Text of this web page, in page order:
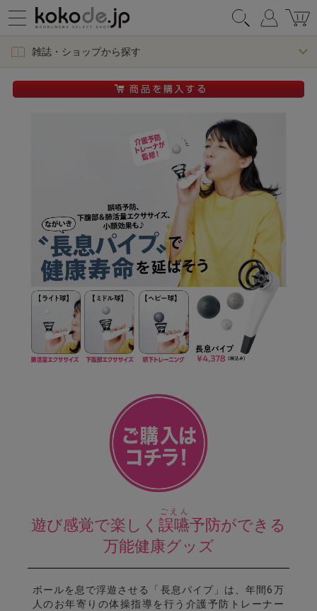
雑誌・ショップから探す
遊び感覚で楽しく 誤嚥
ごえん
予防ができる
万能健康グッズ
ボールを息で浮遊させる「長息パイプ」は、年間6万
人のお年寄りの体操指導を行う介護予防トレーナー